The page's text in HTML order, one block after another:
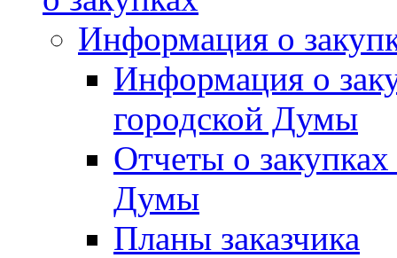
Информация о
Информация о
городской Думы
Отчеты о
Думы
Планы заказчика